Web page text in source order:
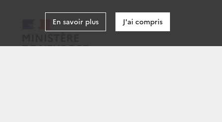
En savoir plus J'ai compris